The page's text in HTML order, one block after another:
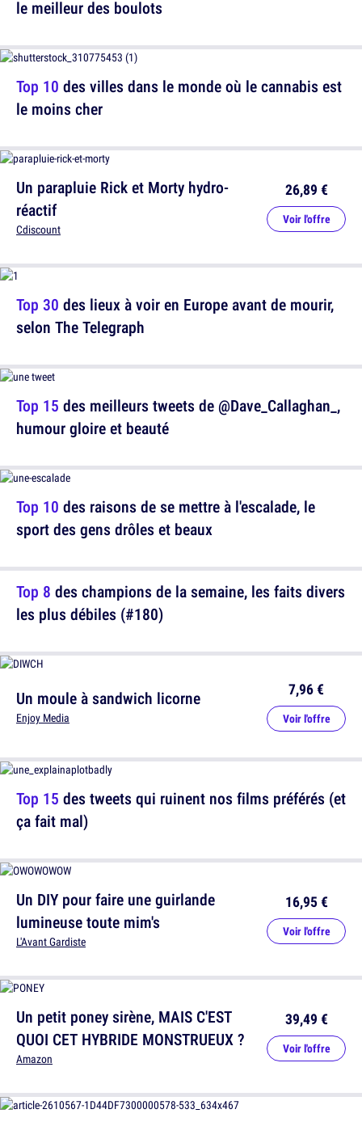
le meilleur des boulots
Un parapluie Rick et Morty hydro-
réactif
Cdiscount
26,89 €
Voir l'offre
Top 30 des lieux à voir en Europe avant de mourir,
selon The Telegraph
Top 10 des raisons de se mettre à l'escalade, le
sport des gens drôles et beaux
Un moule à sandwich licorne
Enjoy Media
7,96 €
Voir l'offre
Un DIY pour faire une guirlande
lumineuse toute mim's
L'Avant Gardiste
16,95 €
Voir l'offre
Top 10 des villes dans le monde où le cannabis est
le moins cher
Top 15 des meilleurs tweets de @Dave_Callaghan_,
humour gloire et beauté
Top 8 des champions de la semaine, les faits divers
les plus débiles (#180)
Top 15 des tweets qui ruinent nos films préférés (et
ça fait mal)
Un petit poney sirène, MAIS C'EST
QUOI CET HYBRIDE MONSTRUEUX ?
Amazon
39,49 €
Voir l'offre